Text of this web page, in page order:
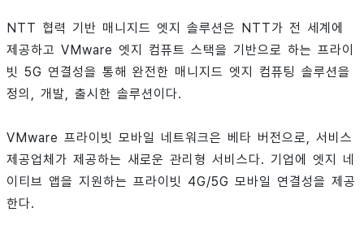
NTT 협력 기반 매니지드 엣지 솔루션은 NTT가 전 세계에
제공하고 VMware 엣지 컴퓨트 스택을 기반으로 하는 프라이
빗 5G 연결성을 통해 완전한 매니지드 엣지 컴퓨팅 솔루션을
정의, 개발, 출시한 솔루션이다.
VMware 프라이빗 모바일 네트워크은 베타 버전으로, 서비스
제공업체가 제공하는 새로운 관리형 서비스다. 기업에 엣지 네
이티브 앱을 지원하는 프라이빗 4G/5G 모바일 연결성을 제공
한다.